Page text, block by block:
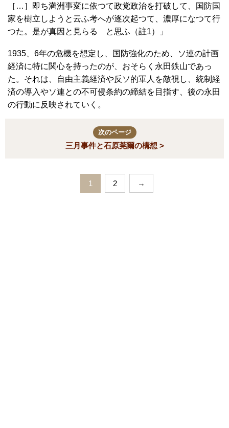
［…］即ち満洲事変に依つて政党政治を打破して、国防国
家を樹立しようと云ふ考へが逐次起つて、濃厚になつて行
つた。是が真因と見らるゝと思ふ（註1）」
1935、6年の危機を想定し、国防強化のため、ソ連の計画
経済に特に関心を持ったのが、おそらく永田鉄山であっ
た。それは、自由主義経済や反ソ的軍人を敵視し、統制経
済の導入やソ連との不可侵条約の締結を目指す、後の永田
の行動に反映されていく。
次のページ
三月事件と石原莞爾の構想 >
1 2 →